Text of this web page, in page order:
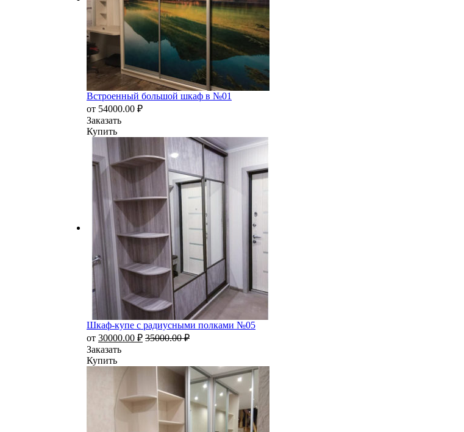
Встроенный большой шкаф в №01
от 54000.00 ₽
Заказать
Купить
Шкаф-купе с радиусными полками №05
от 30000.00 ₽ 35000.00₽
Заказать
Купить